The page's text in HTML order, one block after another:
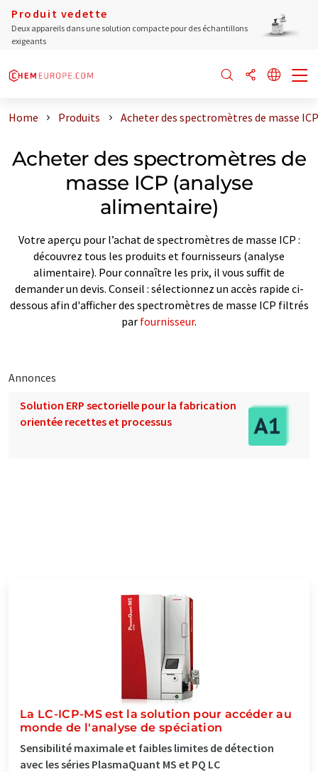
Produit vedette
Deux appareils dans une solution compacte pour des échantillons
exigeants
Home Produits Acheter des spectromètres de masse
Acheter des spectromètres de
masse ICP (analyse
alimentaire)
Votre aperçu pour l’achat de spectromètres de masse ICP :
découvrez tous les produits et fournisseurs (analyse
alimentaire). Pour connaître les prix, il vous suffit de
demander un devis. Conseil : sélectionnez un accès rapide ci-
dessous afin d'afficher des spectromètres de masse ICP filtrés
par fournisseur.
Annonces
Solution ERP sectorielle pour la fabrication
orientée recettes et processus
La LC-ICP-MS est la solution pour accéder au
monde de l'analyse de spéciation
Sensibilité maximale et faibles limites de détection
avec les séries PlasmaQuant MS et PQ LC